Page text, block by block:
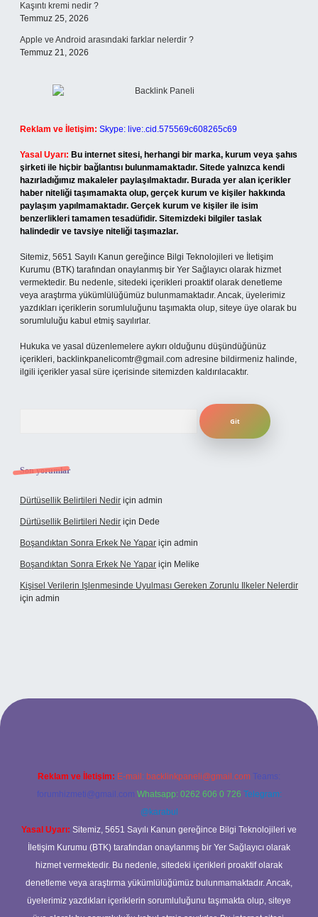
Kaşıntı kremi nedir ?
Temmuz 25, 2026
Apple ve Android arasındaki farklar nelerdir ?
Temmuz 21, 2026
Reklam ve İletişim: Skype: live:.cid.575569c608265c69
Yasal Uyarı: Bu internet sitesi, herhangi bir marka, kurum veya şahıs
şirketi ile hiçbir bağlantısı bulunmamaktadır. Sitede yalnızca kendi
hazırladığımız makaleler paylaşılmaktadır. Burada yer alan içerikler
haber niteliği taşımamakta olup, gerçek kurum ve kişiler hakkında
paylaşım yapılmamaktadır. Gerçek kurum ve kişiler ile isim
benzerlikleri tamamen tesadüfidir. Sitemizdeki bilgiler taslak
halindedir ve tavsiye niteliği taşımazlar.
Sitemiz, 5651 Sayılı Kanun gereğince Bilgi Teknolojileri ve İletişim
Kurumu (BTK) tarafından onaylanmış bir Yer Sağlayıcı olarak hizmet
vermektedir. Bu nedenle, sitedeki içerikleri proaktif olarak denetleme
veya araştırma yükümlülüğümüz bulunmamaktadır. Ancak, üyelerimiz
yazdıkları içeriklerin sorumluluğunu taşımakta olup, siteye üye olarak bu
sorumluluğu kabul etmiş sayılırlar.
Hukuka ve yasal düzenlemelere aykırı olduğunu düşündüğünüz
içerikleri, backlinkpanelicomtr@gmail.com adresine bildirmeniz halinde,
ilgili içerikler yasal süre içerisinde sitemizden kaldırılacaktır.
Son yorumlar
Dürtüsellik Belirtileri Nedir için admin
Dürtüsellik Belirtileri Nedir için Dede
Boşandıktan Sonra Erkek Ne Yapar için admin
Boşandıktan Sonra Erkek Ne Yapar için Melike
Kişisel Verilerin Işlenmesinde Uyulması Gereken Zorunlu Ilkeler Nelerdir
için admin
Reklam ve İletişim: E-mail: backlinkpaneli@gmail.com Teams:
forumhizmeti@gmail.com Whatsapp: 0262 606 0 726 Telegram:
@karabul
Yasal Uyarı: Sitemiz, 5651 Sayılı Kanun gereğince Bilgi Teknolojileri ve
İletişim Kurumu (BTK) tarafından onaylanmış bir Yer Sağlayıcı olarak
hizmet vermektedir. Bu nedenle, sitedeki içerikleri proaktif olarak
denetleme veya araştırma yükümlülüğümüz bulunmamaktadır. Ancak,
üyelerimiz yazdıkları içeriklerin sorumluluğunu taşımakta olup, siteye